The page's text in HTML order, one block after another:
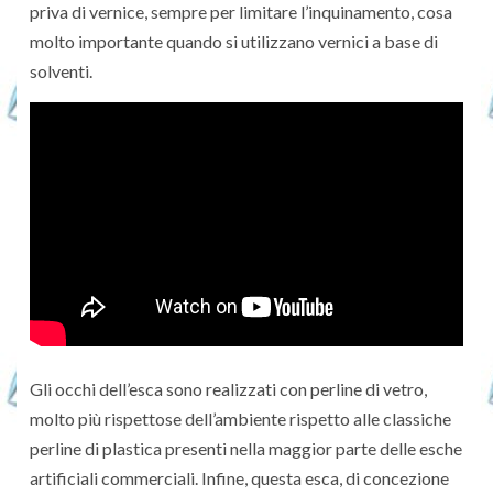
priva di vernice, sempre per limitare l’inquinamento, cosa
molto importante quando si utilizzano vernici a base di
solventi.
Gli occhi dell’esca sono realizzati con perline di vetro,
molto più rispettose dell’ambiente rispetto alle classiche
perline di plastica presenti nella maggior parte delle esche
artificiali commerciali. Infine, questa esca, di concezione